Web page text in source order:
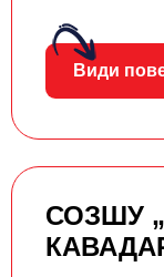
Види
СОЗШУ